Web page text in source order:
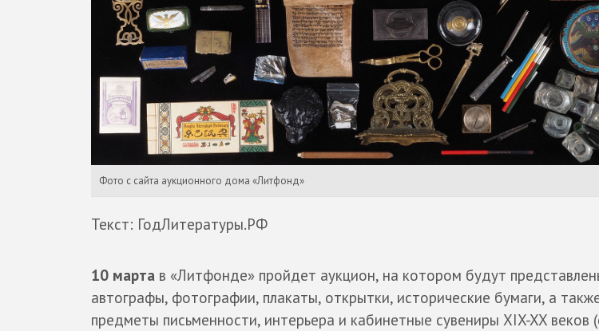
Фото с сайта аукционного дома «Литфонд»
Текст: ГодЛитературы.РФ
10 марта в «Литфонде» пройдет аукцион, на котором будут
автографы, фотографии, плакаты, открытки, исторические бумаги, а
предметы письменности, интерьера и кабинетные сувениры XIX-XX веков